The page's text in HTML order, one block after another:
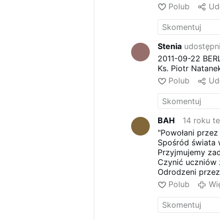
Polub
Stenia
2011-09-22
Ks. Piotr
Polub
BAH
14 roku
"Powołani
Spośród świata
Przyjmujemy
Czynić uczniów
Odrodzeni
W mocy Ducha
Ewangelię
Nowych
Tyś nas Mistrzu
Polub